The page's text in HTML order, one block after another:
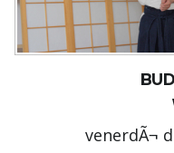
venerdÃ¬